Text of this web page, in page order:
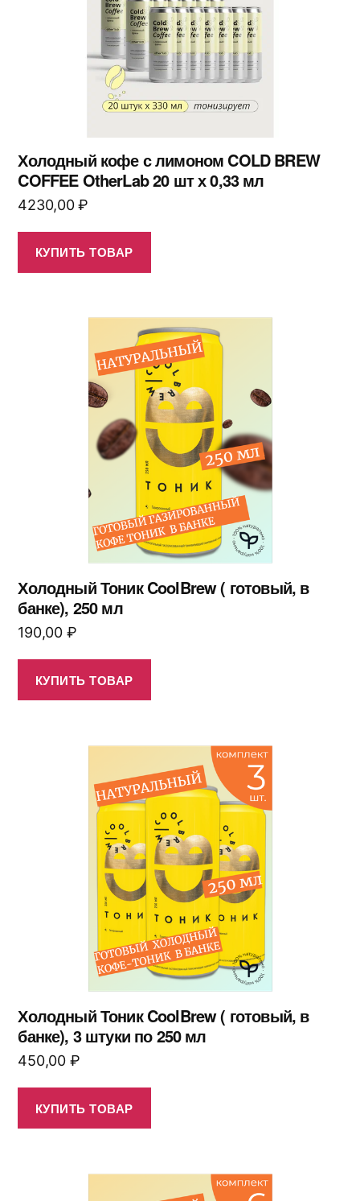
Холодный кофе с лимоном COLD BREW
COFFEE OtherLab 20 шт х 0,33 мл
4230,00₽
КУПИТЬ ТОВАР
Холодный Тоник CoolBrew ( готовый, в
банке), 250 мл
190,00 ₽
КУПИТЬ ТОВАР
Холодный Тоник CoolBrew ( готовый, в
банке), 3 штуки по 250 мл
450,00 ₽
КУПИТЬ ТОВАР